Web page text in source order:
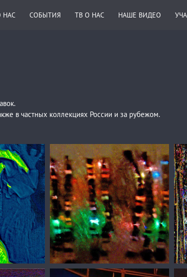
НАС СОБЫТИЯ ТВ О НАС НАШЕ ВИДЕО
в частных коллекциях России и за рубежом.